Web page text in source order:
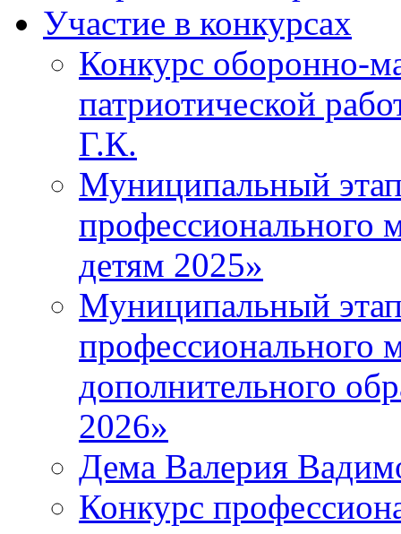
Участие в конкурсах
Конкурс оборонно-
патриотической
Г.К.
Муниципальный
профессионального
детям 2025»
Муниципальный
профессионального
дополнительного
2026»
Дема Валерия
Конкурс